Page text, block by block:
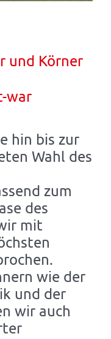
und Körner
war
hin bis zur
Wahl des
zum
des
mit
wie der
und der
wir auch